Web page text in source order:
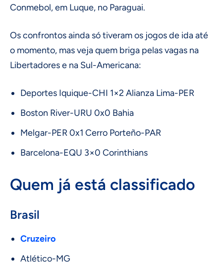
Conmebol, em Luque, no Paraguai.
Os confrontos ainda só tiveram os jogos de ida até
o momento, mas veja quem briga pelas vagas na
Libertadores e na Sul-Americana:
Deportes Iquique-CHI 1×2 Alianza Lima-PER
Boston River-URU 0x0 Bahia
Melgar-PER 0x1 Cerro Porteño-PAR
Barcelona-EQU 3×0 Corinthians
Quem já está classificado
Brasil
Cruzeiro
Atlético-MG